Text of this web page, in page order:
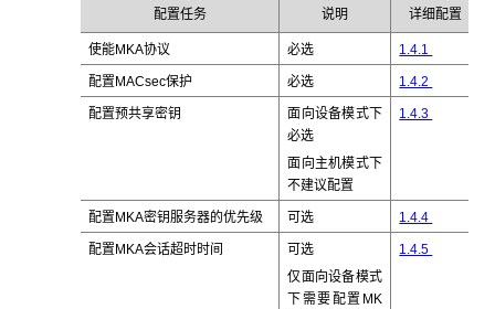
配置任务 说明 详细配置
使能MKA协议 必选 1.4.1
配置MACsec保护 必选 1.4.2
配置预共享密钥
面向设备模式下
必选
面向主机模式下
不建议配置
1.4.3
配置MKA密钥服务器的优先级 可选 1.4.4
配置MKA会话超时时间
可选
仅面向设备模式
下需要配置MK
1.4.5